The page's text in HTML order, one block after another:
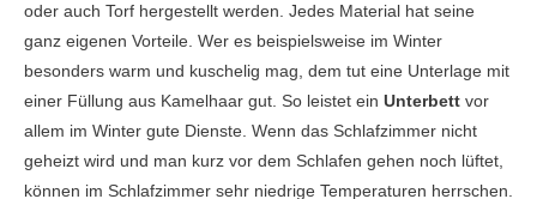
oder auch Torf hergestellt werden. Jedes Material hat seine
ganz eigenen Vorteile. Wer es beispielsweise im Winter
besonders warm und kuschelig mag, dem tut eine Unterlage mit
einer Füllung aus Kamelhaar gut. So leistet ein Unterbett vor
allem im Winter gute Dienste. Wenn das Schlafzimmer nicht
geheizt wird und man kurz vor dem Schlafen gehen noch lüftet,
können im Schlafzimmer sehr niedrige Temperaturen herrschen.